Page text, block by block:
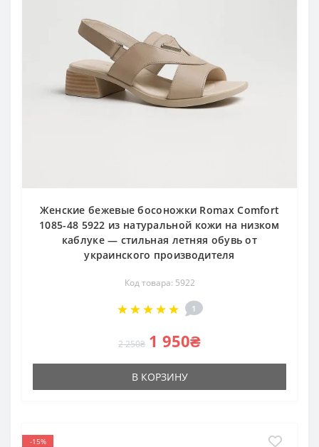
Женские бежевые босоножки Romax Comfort
1085-48 5922 из натуральной кожи на низком
каблуке — стильная летняя обувь от
украинского производителя
Код товара: 5922
1
2 250₴ 1 950₴
В КОРЗИНУ
-15%